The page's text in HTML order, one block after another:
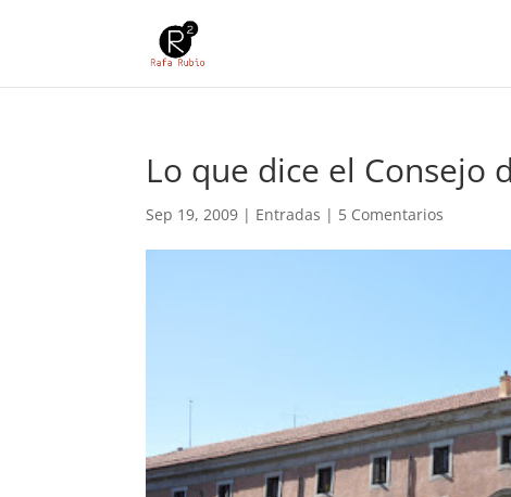
Lo que dice el Consejo
Sep 19, 2009 | Entradas | 5 Comentarios